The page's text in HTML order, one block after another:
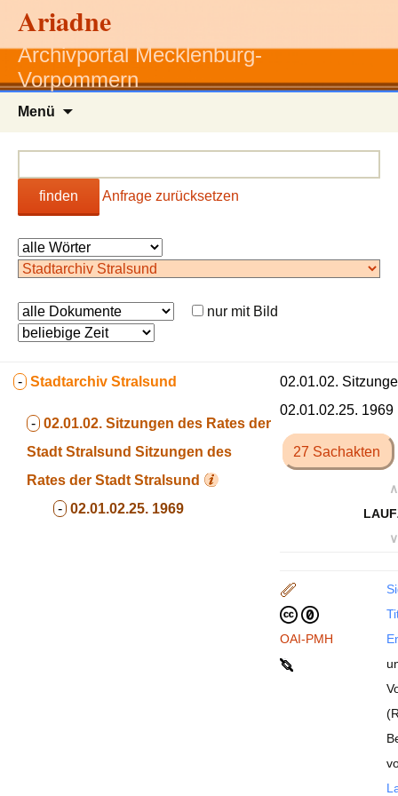
Ariadne
Archivportal Mecklenburg-
Vorpommern
Menü
finden Anfrage zurücksetzen
nur mit Bild
- Stadtarchiv Stralsund
- 02.01.02. Sitzungen des Rates der
Stadt Stralsund Sitzungen des
Rates der Stadt Stralsund
- 02.01.02.25. 1969
02.01.02.
02.01.02.25. 1969
27 Sachakten
∧
∨
OAI-PMH